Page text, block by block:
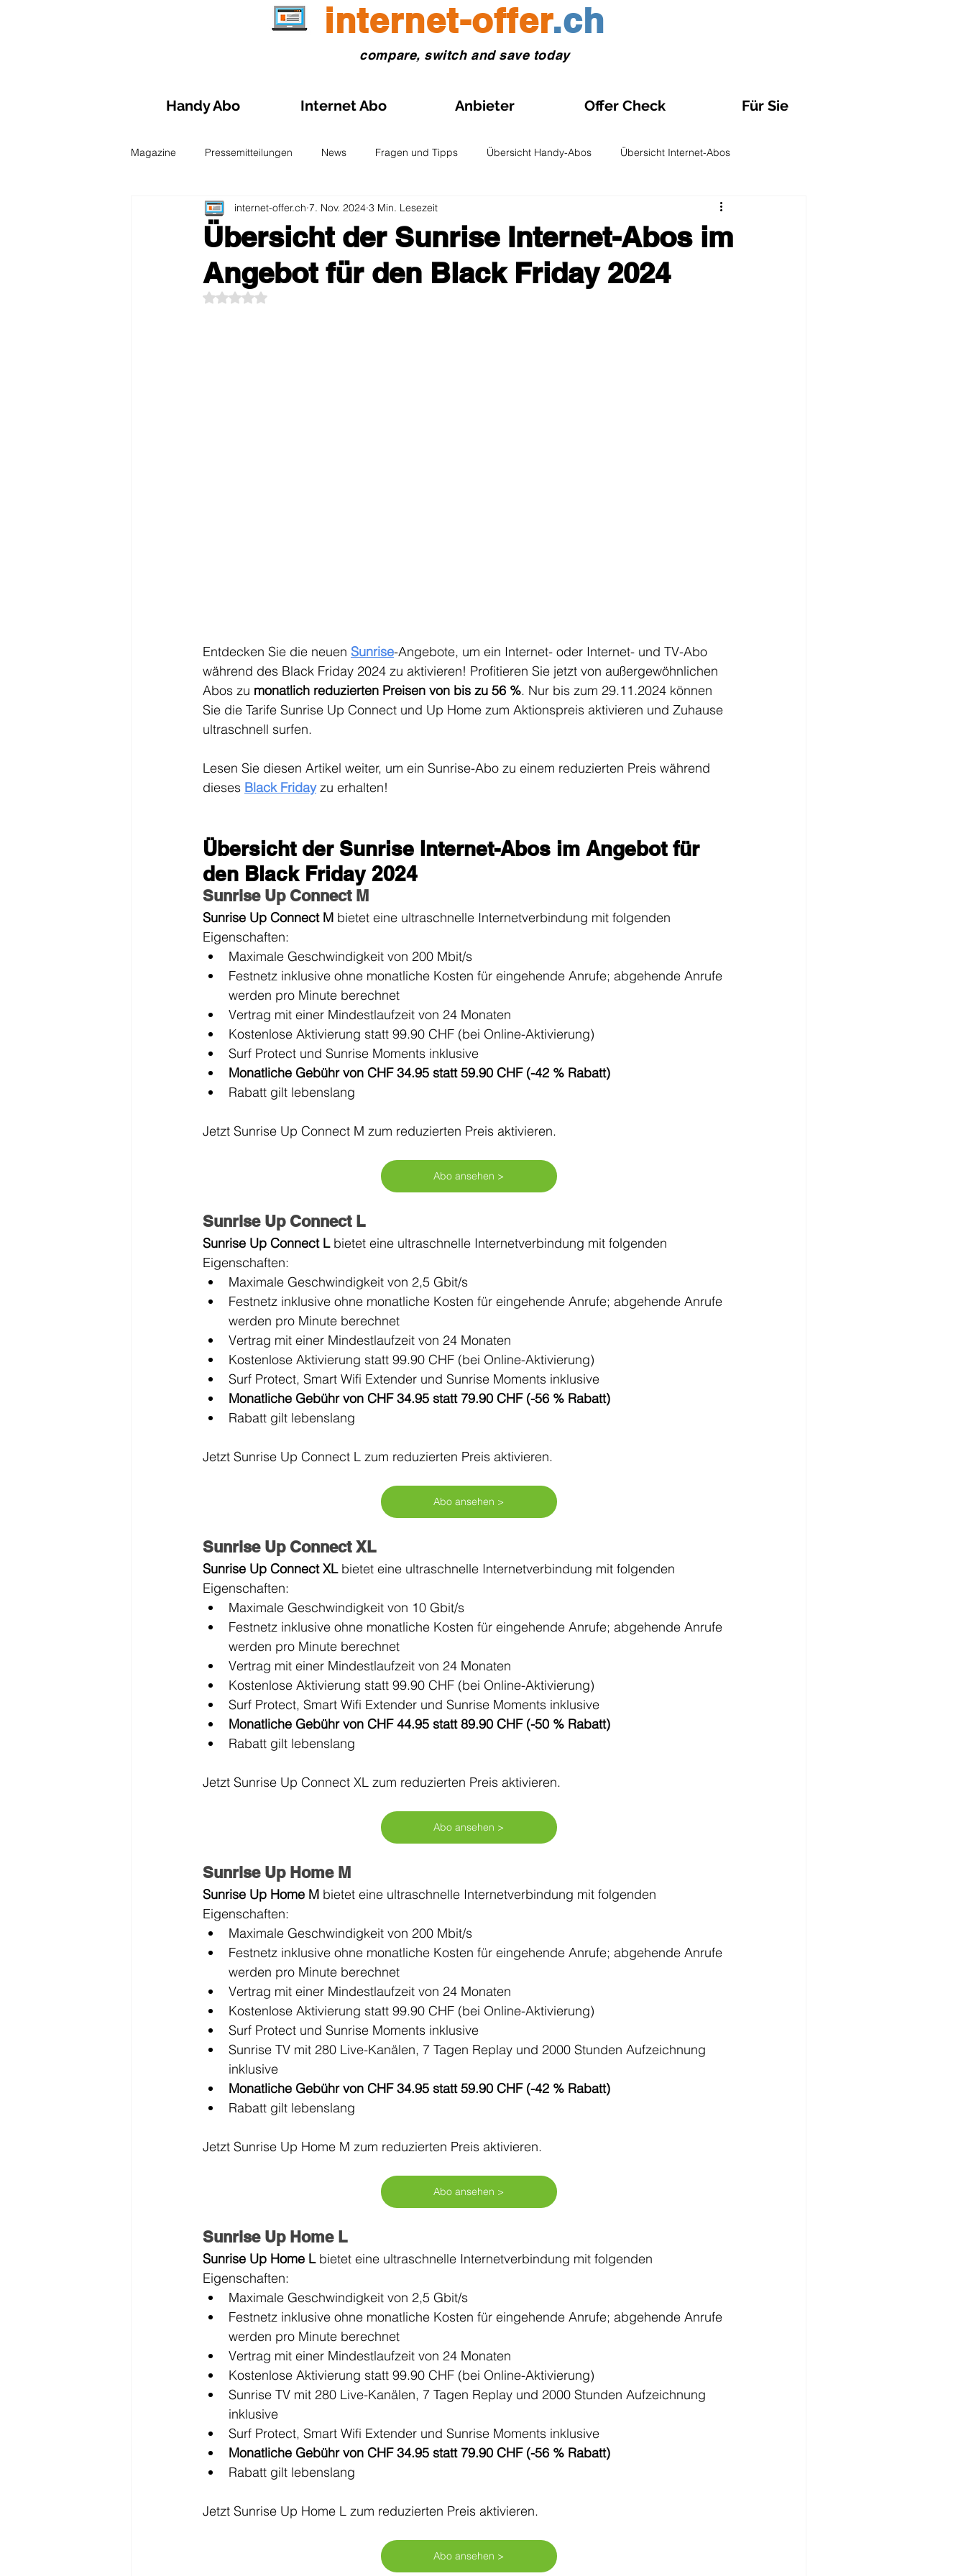
internet-offer.ch
compare, switch and save today
Handy Abo Internet Abo Anbieter Offer Check Für Sie
Magazine Pressemitteilungen News Fragen und Tipps Übersicht Handy-Abos Übersicht Internet-Abos
Abo- Verwaltung Reisen und eSIM Anleitungen Prepaid-SIM Observatorien und Analysen
Leitfaden zu Glasfasern Mobile-Abo Aktion Internet- Abos im Aktionspreis Schweiz Karten
Übersicht der Sunrise Internet-Abos im
Angebot für den Black Friday 2024
internet-offer.ch 7. Nov. 2024 3 Min. Lesezeit
Mit NaN von 5 Sternen bewertet.
Entdecken Sie die neuen Sunrise-Angebote, um ein Internet- oder Internet- und TV-Abo
während des Black Friday 2024 zu aktivieren! Profitieren Sie jetzt von außergewöhnlichen
Abos zu monatlich reduzierten Preisen von bis zu 56 %. Nur bis zum 29.11.2024 können
Sie die Tarife Sunrise Up Connect und Up Home zum Aktionspreis aktivieren und Zuhause
ultraschnell surfen.
Lesen Sie diesen Artikel weiter, um ein Sunrise-Abo zu einem reduzierten Preis während
dieses Black Friday zu erhalten!
Übersicht der Sunrise Internet-Abos im Angebot für
den Black Friday 2024
Sunrise Up Connect M
Sunrise Up Connect M bietet eine ultraschnelle Internetverbindung mit folgenden
Eigenschaften:
Maximale Geschwindigkeit von 200 Mbit/s
Festnetz inklusive ohne monatliche Kosten für eingehende Anrufe; abgehende Anrufe
werden pro Minute berechnet
Vertrag mit einer Mindestlaufzeit von 24 Monaten
Kostenlose Aktivierung statt 99.90 CHF (bei Online-Aktivierung)
Surf Protect und Sunrise Moments inklusive
Monatliche Gebühr von CHF 34.95 statt 59.90 CHF (-42 % Rabatt)
Rabatt gilt lebenslang
Jetzt Sunrise Up Connect M zum reduzierten Preis aktivieren.
Abo ansehen >
Sunrise Up Connect L
Sunrise Up Connect L bietet eine ultraschnelle Internetverbindung mit folgenden
Eigenschaften:
Maximale Geschwindigkeit von 2,5 Gbit/s
Festnetz inklusive ohne monatliche Kosten für eingehende Anrufe; abgehende Anrufe
werden pro Minute berechnet
Vertrag mit einer Mindestlaufzeit von 24 Monaten
Kostenlose Aktivierung statt 99.90 CHF (bei Online-Aktivierung)
Surf Protect, Smart Wifi Extender und Sunrise Moments inklusive
Monatliche Gebühr von CHF 34.95 statt 79.90 CHF (-56 % Rabatt)
Rabatt gilt lebenslang
Jetzt Sunrise Up Connect L zum reduzierten Preis aktivieren.
Abo ansehen >
Sunrise Up Connect XL
Sunrise Up Connect XL bietet eine ultraschnelle Internetverbindung mit folgenden
Eigenschaften:
Maximale Geschwindigkeit von 10 Gbit/s
Festnetz inklusive ohne monatliche Kosten für eingehende Anrufe; abgehende Anrufe
werden pro Minute berechnet
Vertrag mit einer Mindestlaufzeit von 24 Monaten
Kostenlose Aktivierung statt 99.90 CHF (bei Online-Aktivierung)
Surf Protect, Smart Wifi Extender und Sunrise Moments inklusive
Monatliche Gebühr von CHF 44.95 statt 89.90 CHF (-50 % Rabatt)
Rabatt gilt lebenslang
Jetzt Sunrise Up Connect XL zum reduzierten Preis aktivieren.
Abo ansehen >
Sunrise Up Home M
Sunrise Up Home M bietet eine ultraschnelle Internetverbindung mit folgenden
Eigenschaften:
Maximale Geschwindigkeit von 200 Mbit/s
Festnetz inklusive ohne monatliche Kosten für eingehende Anrufe; abgehende Anrufe
werden pro Minute berechnet
Vertrag mit einer Mindestlaufzeit von 24 Monaten
Kostenlose Aktivierung statt 99.90 CHF (bei Online-Aktivierung)
Surf Protect und Sunrise Moments inklusive
Sunrise TV mit 280 Live-Kanälen, 7 Tagen Replay und 2000 Stunden Aufzeichnung
inklusive
Monatliche Gebühr von CHF 34.95 statt 59.90 CHF (-42 % Rabatt)
Rabatt gilt lebenslang
Jetzt Sunrise Up Home M zum reduzierten Preis aktivieren.
Abo ansehen >
Sunrise Up Home L
Sunrise Up Home L bietet eine ultraschnelle Internetverbindung mit folgenden
Eigenschaften:
Maximale Geschwindigkeit von 2,5 Gbit/s
Festnetz inklusive ohne monatliche Kosten für eingehende Anrufe; abgehende Anrufe
werden pro Minute berechnet
Vertrag mit einer Mindestlaufzeit von 24 Monaten
Kostenlose Aktivierung statt 99.90 CHF (bei Online-Aktivierung)
Sunrise TV mit 280 Live-Kanälen, 7 Tagen Replay und 2000 Stunden Aufzeichnung
inklusive
Surf Protect, Smart Wifi Extender und Sunrise Moments inklusive
Monatliche Gebühr von CHF 34.95 statt 79.90 CHF (-56 % Rabatt)
Rabatt gilt lebenslang
Jetzt Sunrise Up Home L zum reduzierten Preis aktivieren.
Abo ansehen >